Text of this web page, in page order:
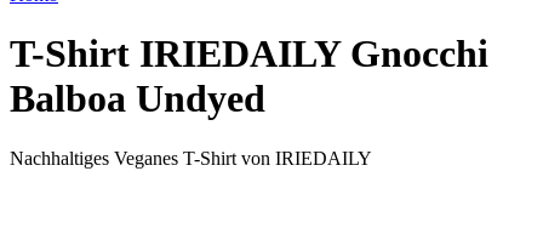
T-Shirt IRIEDAILY Gnocchi
Balboa Undyed
Nachhaltiges Veganes T-Shirt von IRIEDAILY